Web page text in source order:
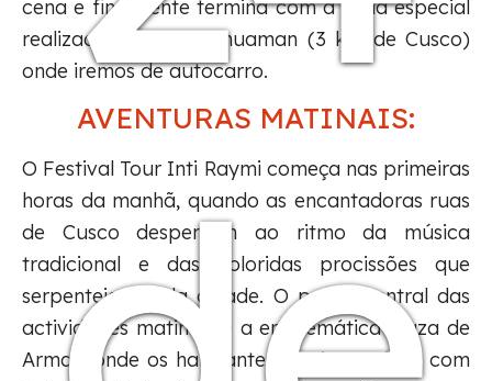
cena e finalmente termina com a cena especial
realizada em Sacsayhuaman (3 km de Cusco)
onde iremos de autocarro.
AVENTURAS MATINAIS:
O Festival Tour Inti Raymi começa nas primeiras
horas da manhã, quando as encantadoras ruas
de Cusco despertam ao ritmo da música
tradicional e das coloridas procissões que
serpenteiam pela cidade. O ponto central das
actividades matinais é a emblemática Plaza de
Armas, onde os habitantes locais, vestidos com